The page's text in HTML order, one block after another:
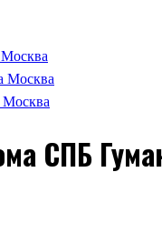
Москва
Москва
СПБ